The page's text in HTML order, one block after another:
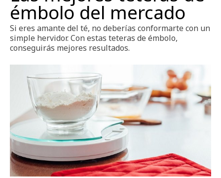
émbolo del mercado
Si eres amante del té, no deberías conformarte con un
simple hervidor. Con estas teteras de émbolo,
conseguirás mejores resultados.